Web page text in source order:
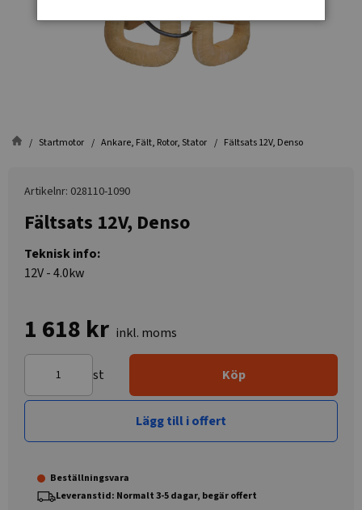
Startmotor Ankare, Fält, Rotor, Stator Fältsats 12V, Denso
Artikelnr: 028110-1090
Fältsats 12V, Denso
Teknisk info:
12V - 4.0kw
1 618 kr inkl. moms
st Köp
Lägg till i offert
Beställningsvara
Leveranstid: Normalt 3-5 dagar, begär offert